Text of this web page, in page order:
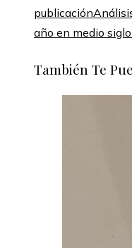
publicación
año en medio
También Te